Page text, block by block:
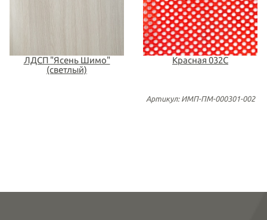
ЛДСП "Ясень Шимо"
(светлый)
Красная 032С
Артикул: ИМП-ПМ-000301-002